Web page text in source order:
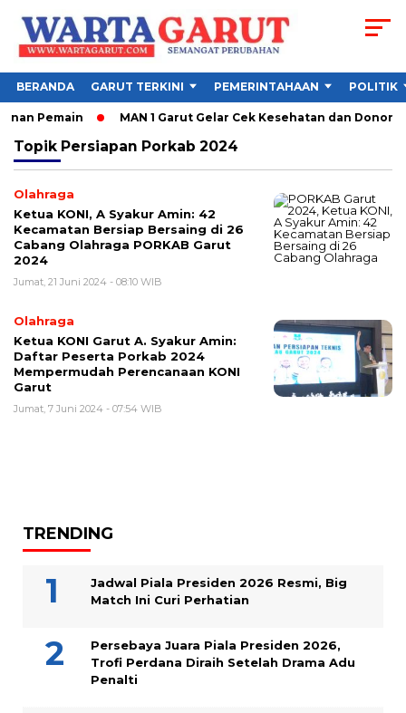
BERANDA GARUT TERKINI PEMERINTAHAAN POLITIK
Pemain MAN 1 Garut Gelar Cek Kesehatan dan Donor
Topik Persiapan Porkab 2024
Olahraga
Ketua KONI, A Syakur Amin: 42
Kecamatan Bersiap Bersaing di 26
Cabang Olahraga PORKAB Garut
2024
Jumat, 21 Juni 2024 - 08:10 WIB
Olahraga
Ketua KONI Garut A. Syakur Amin:
Daftar Peserta Porkab 2024
Mempermudah Perencanaan KONI
Garut
Jumat, 7 Juni 2024 - 07:54 WIB
TRENDING
Jadwal Piala Presiden 2026 Resmi, Big
Match Ini Curi Perhatian
Persebaya Juara Piala Presiden 2026,
Trofi Perdana Diraih Setelah Drama Adu
Penalti